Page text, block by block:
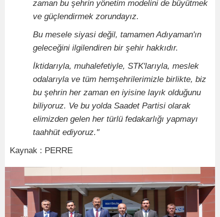
zaman bu şehrin yönetim modelini de büyütmek
ve güçlendirmek zorundayız.
Bu mesele siyasi değil, tamamen Adıyaman'ın
geleceğini ilgilendiren bir şehir hakkıdır.
İktidarıyla, muhalefetiyle, STK'larıyla, meslek
odalarıyla ve tüm hemşehrilerimizle birlikte, biz
bu şehrin her zaman en iyisine layık olduğunu
biliyoruz. Ve bu yolda Saadet Partisi olarak
elimizden gelen her türlü fedakarlığı yapmayı
taahhüt ediyoruz."
Kaynak : PERRE